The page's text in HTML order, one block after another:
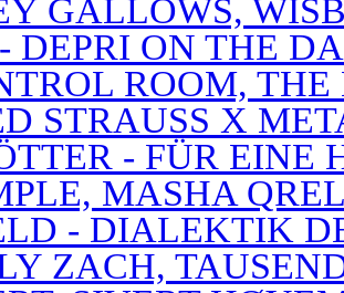
GALLOWS,
DEPRI ON THE
ROOM,
STRAUSS X
- FÜR EINE
MASHA
- DIALEKTIK
ZACH,